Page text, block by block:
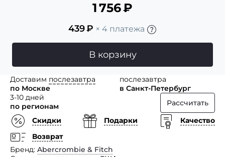
1 756₽
439₽ × 4 платежа
В корзину
Доставим послезавтра
по Москве
послезавтра
в Санкт-Петербург
3-10 дней
по регионам
Рассчитать
Скидки
Подарки
Качество
Возврат
Бренд Abercrombie & Fitch